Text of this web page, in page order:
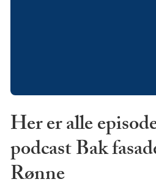
Her er alle
podcast Bak
Rønne